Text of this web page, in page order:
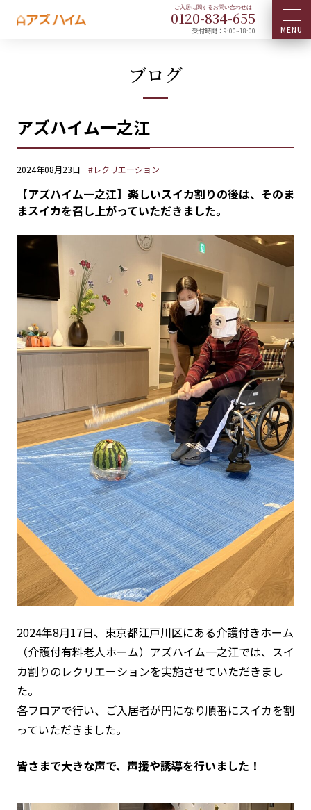
0120-834-655
受付時間：9:00~18:00
ブログ
アズハイム一之江
2024年08月23日 #レクリエーション
【アズハイム一之江】楽しいスイカ割りの後は、そのま
まスイカを召し上がっていただきました。
2024年8月17日、東京都江戸川区にある介護付きホーム
（介護付有料老人ホーム）アズハイム一之江では、スイ
カ割りのレクリエーションを実施させていただきまし
た。
各フロアで行い、ご入居者が円になり順番にスイカを割
っていただきました。
皆さまで大きな声で、声援や誘導を行いました！